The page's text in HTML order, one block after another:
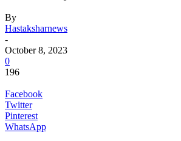
By
Hastaksharnews
-
October 8, 2023
0
196
Facebook
Twitter
Pinterest
WhatsApp